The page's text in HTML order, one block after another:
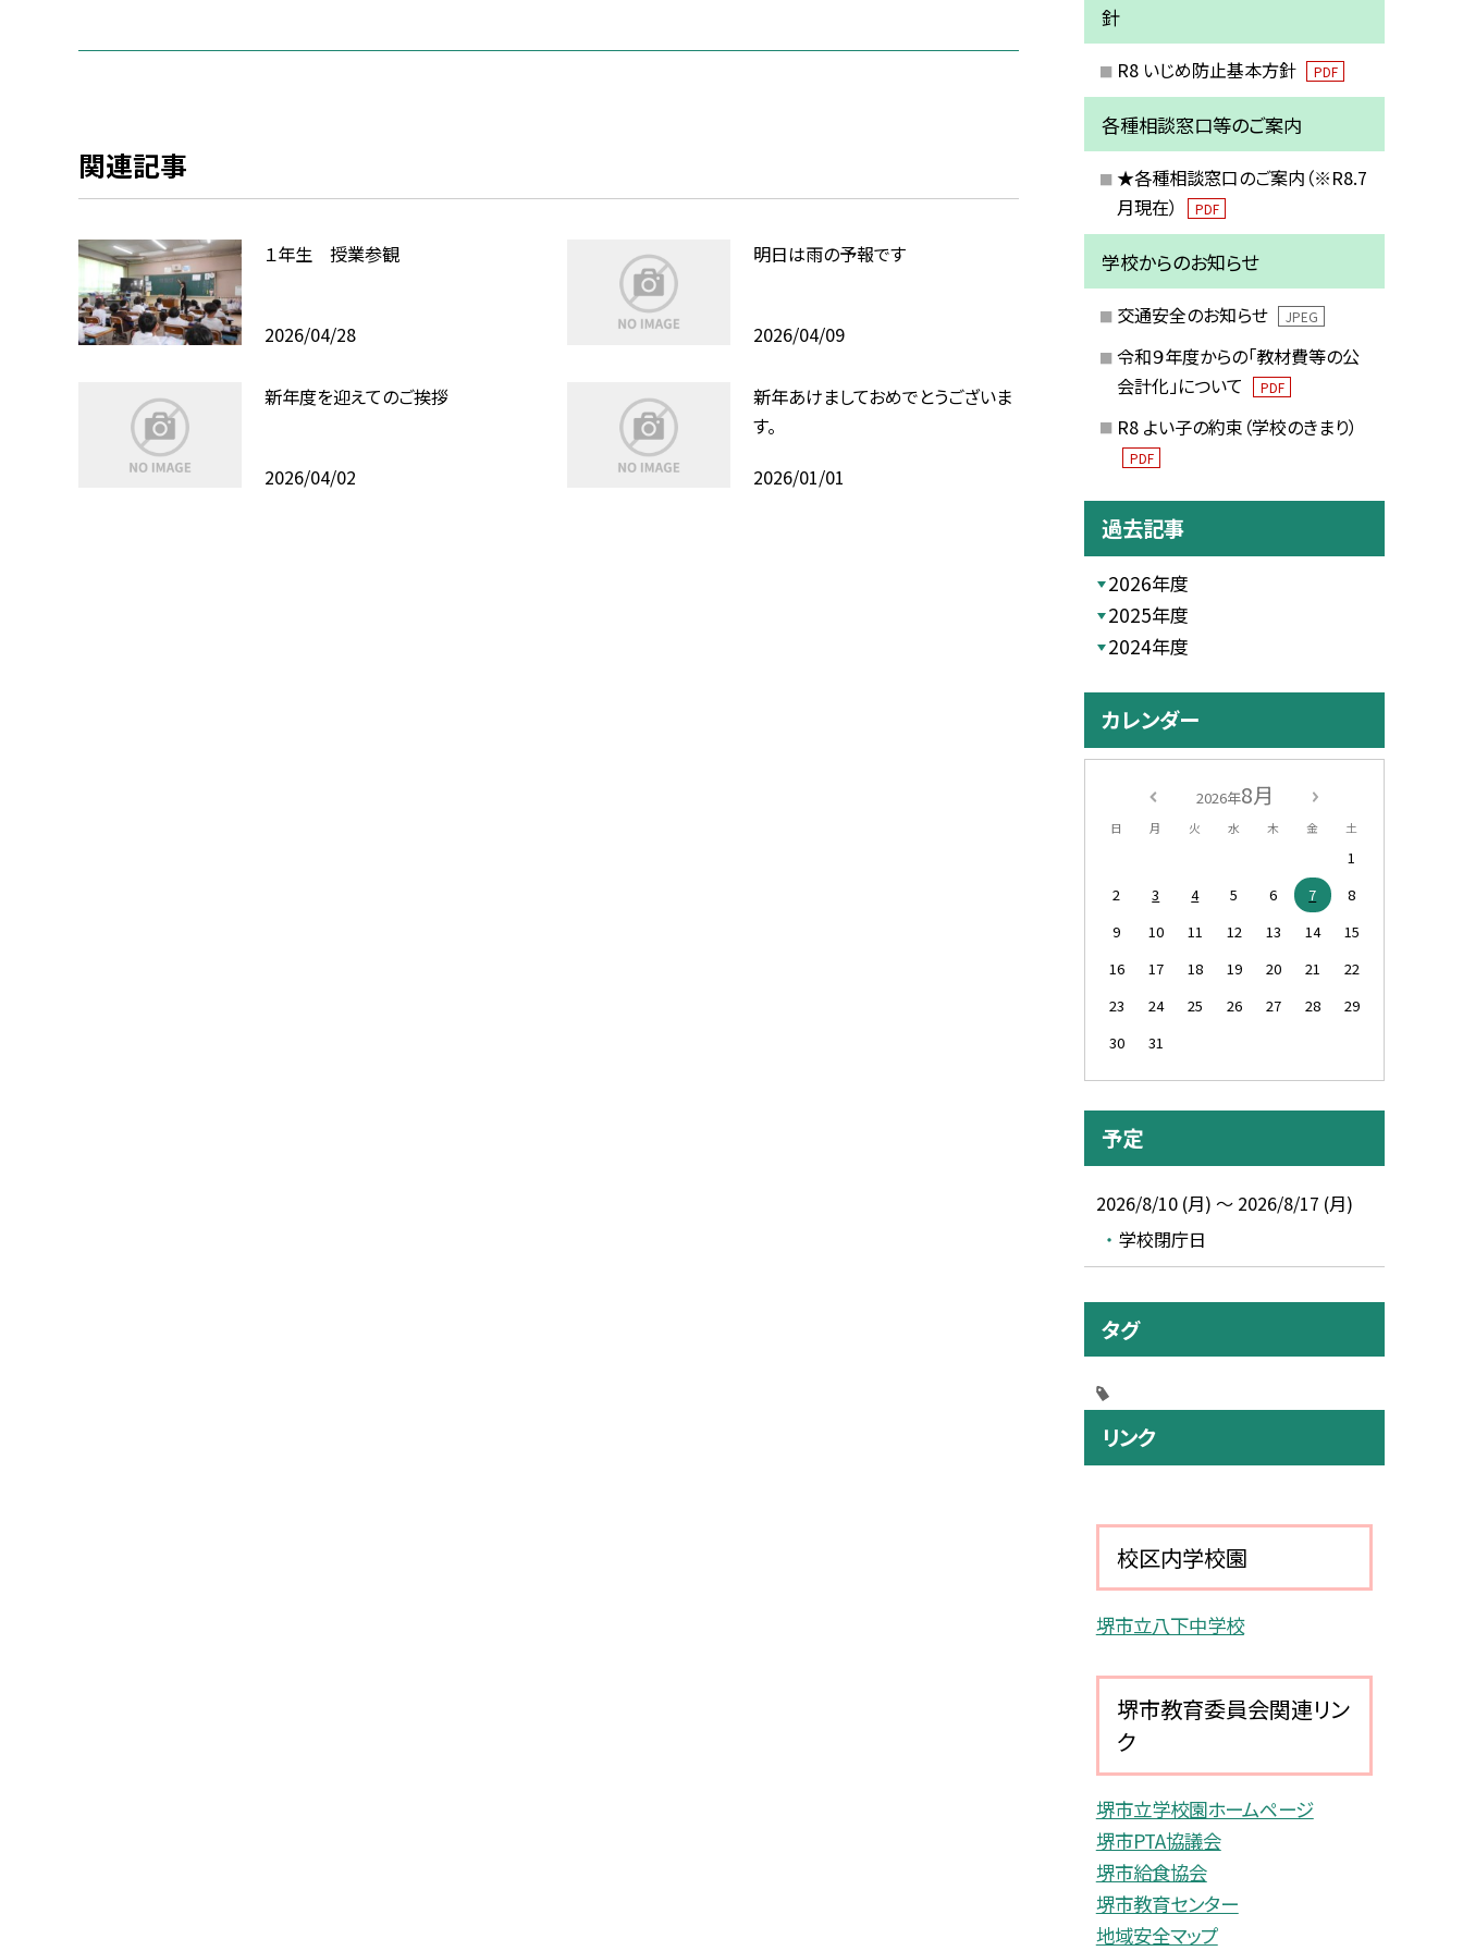
関連記事
１年生 授業参観
2026/04/28
明日は雨の予報です
2026/04/09
新年度を迎えてのご挨拶
2026/04/02
新年あけましておめでとうございま
す。
2026/01/01
針
R8 いじめ防止基本方針 PDF
各種相談窓口等のご案内
★各種相談窓口のご案内（※R8.7
月現在）
PDF
学校からのお知らせ
交通安全のお知らせ JPEG
令和９年度からの「教材費等の公
会計化」について
PDF
R8 よい子の約束（学校のきまり）
PDF
過去記事
2026年度
2025年度
2024年度
カレンダー
2026年8月
日 月 火 水 木 金 土
1
2
3 4 5 6 7
8
9
10 11 12 13 14
15
16
17 18 19 20 21
22
23
24 25 26 27 28
29
30
31
予定
2026/8/10 (月) ～ 2026/8/17 (月)
学校閉庁日
タグ
リンク
校区内学校園
堺市立八下中学校
堺市教育委員会関連リン
ク
堺市立学校園ホームページ
堺市PTA協議会
堺市給食協会
堺市教育センター
地域安全マップ